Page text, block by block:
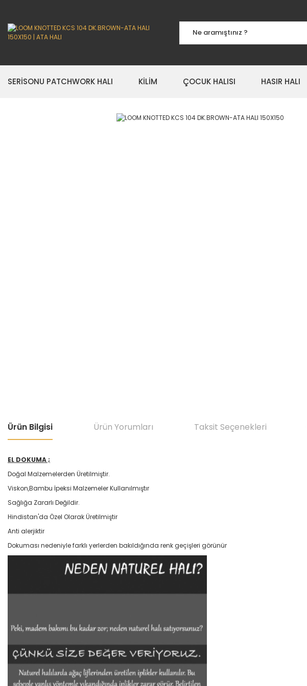
SERİSONU PATCHWORK HALI KİLİM ÇOCUK HALISI HASIR HALI
Ürün Bilgisi Ürün Yorumları Taksit Seçenekleri
EL DOKUMA ;
Doğal Malzemelerden Üretilmiştir.
Viskon,Bambu İpeksi Malzemeler Kullanılmıştır
Sağlığa Zararlı Değildir.
Hindistan'da Özel Olarak Üretilmiştir
Anti alerjiktir
Dokuması nedeniyle farklı yerlerden bakıldığında renk geçişleri görünür